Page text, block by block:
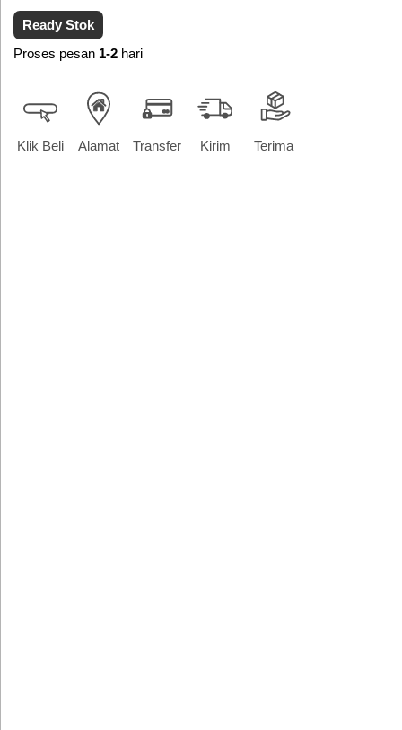
Ready Stok
Proses pesan 1-2 hari
Klik Beli Alamat Transfer Kirim Terima